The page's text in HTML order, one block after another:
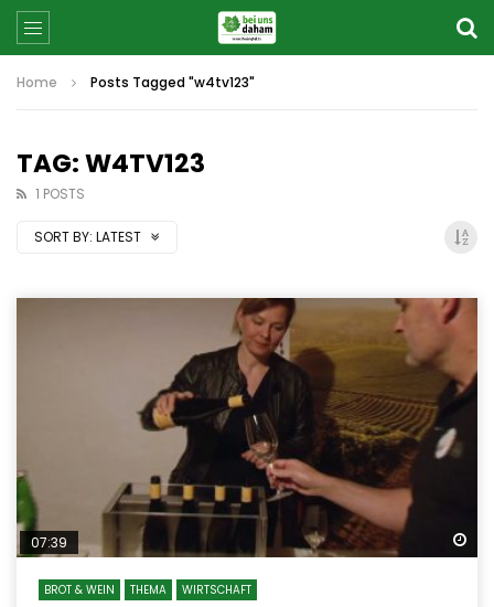
Home Posts Tagged "w4tv123"
TAG: W4TV123
1 POSTS
SORT BY: LATEST
07:39
BROT & WEIN THEMA WIRTSCHAFT